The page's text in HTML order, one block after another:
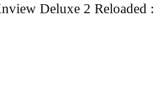
Deluxe 2 Reloaded :